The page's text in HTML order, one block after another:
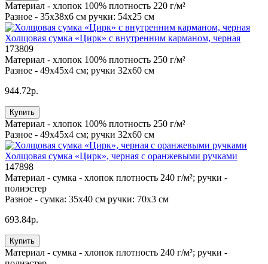
Материал - хлопок 100% плотность 220 г/м²
Разное - 35х38х6 см ручки: 54х25 см
Холщовая сумка «Цирк» с внутренним карманом, черная
173809
Материал - хлопок 100% плотность 250 г/м²
Разное - 49х45х4 см; ручки 32х60 см
944.72р.
Купить
Материал - хлопок 100% плотность 250 г/м²
Разное - 49х45х4 см; ручки 32х60 см
Холщовая сумка «Цирк», черная с оранжевыми ручками
147898
Материал - сумка - хлопок плотность 240 г/м²; ручки -
полиэстер
Разное - сумка: 35х40 см ручки: 70х3 см
693.84р.
Купить
Материал - сумка - хлопок плотность 240 г/м²; ручки -